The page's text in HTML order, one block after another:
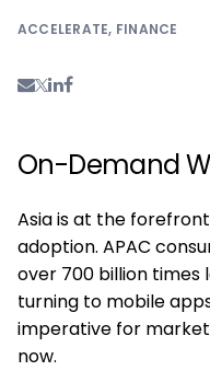
ACCELERATE, FINANCE
On-Demand
Asia is at the
adoption. APAC
over 700 billion times
turning to mobile
imperative for
now.